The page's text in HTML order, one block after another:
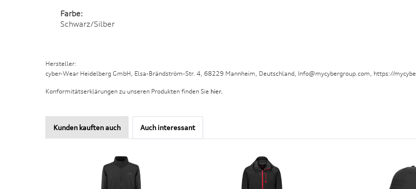
Farbe:
Schwarz/Silber
Hersteller:
cyber-Wear Heidelberg GmbH, Elsa-Brändström-Str. 4, 68229 Mannheim, Deutschland, Info@mycybergroup.com, https://
Konformitätserklärungen zu unseren Produkten finden Sie hier.
Kunden kauften auch Auch interessant